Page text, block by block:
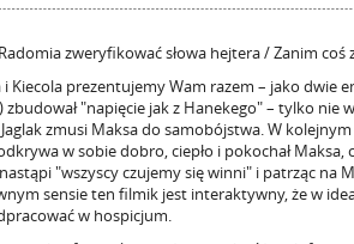
zweryfikować słowa hejtera / Zanim coś
i Kiecola prezentujemy Wam razem – jako dwie
zbudował "napięcie jak z Hanekego" – tylko nie
Jaglak zmusi Maksa do samobójstwa. W
w sobie dobro, ciepło i pokochał Maksa,
"wszyscy czujemy się winni" i patrząc na
sensie ten filmik jest interaktywny, że w
w hospicjum.